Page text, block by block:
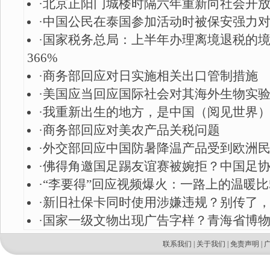
·北京正阳门城楼时隔六年重新向社会开放
·中国公民在泰国参加活动时被保安强力
· 国家税务总局：上半年办理离境退税的
366%
·商务部回应对日实施相关出口管制措施
·美国应当回应国际社会对其海外生物实
·我重新出生的地方，是中国（阅见世界）
·商务部回应对美农产品关税问题
·外交部回应中国防暑降温产品受到欧洲
·佛得角邀国足踢友谊赛被婉拒？中国足
·“李要得”回应视频爆火：一路上的温暖
·新旧社保卡同时使用涉嫌违规？别传了
· 国家一级文物出现广告字样？青海省博
联系我们 关于我们 免责声明